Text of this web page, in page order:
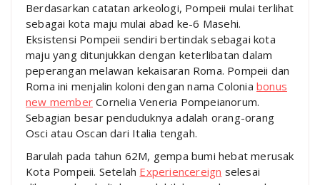
Berdasarkan catatan arkeologi, Pompeii mulai terlihat
sebagai kota maju mulai abad ke-6 Masehi.
Eksistensi Pompeii sendiri bertindak sebagai kota
maju yang ditunjukkan dengan keterlibatan dalam
peperangan melawan kekaisaran Roma. Pompeii dan
Roma ini menjalin koloni dengan nama Coloniabonus
new member Cornelia Veneria Pompeianorum.
Sebagian besar penduduknya adalah orang-orang
Osci atau Oscan dari Italia tengah.
Barulah pada tahun 62M, gempa bumi hebat merusak
Kota Pompeii. Setelah Experiencereign selesai